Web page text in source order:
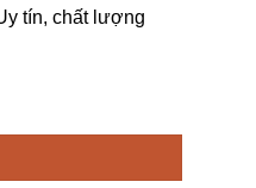
tín, chất lượng